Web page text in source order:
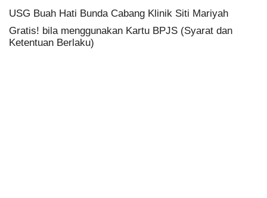
USG Buah Hati Bunda Cabang Klinik Siti Mariyah
Gratis! bila menggunakan Kartu BPJS (Syarat dan
Ketentuan Berlaku)